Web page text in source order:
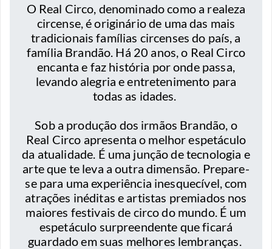
O Real Circo, denominado como a realeza
circense, é originário de uma das mais
tradicionais famílias circenses do país, a
família Brandão. Há 20 anos, o Real Circo
encanta e faz história por onde passa,
levando alegria e entretenimento para
todas as idades.
Sob a produção dos irmãos Brandão, o
Real Circo apresenta o melhor espetáculo
da atualidade. É uma junção de tecnologia e
arte que te leva a outra dimensão. Prepare-
se para uma experiência inesquecível, com
atrações inéditas e artistas premiados nos
maiores festivais de circo do mundo. É um
espetáculo surpreendente que ficará
guardado em suas melhores lembranças.